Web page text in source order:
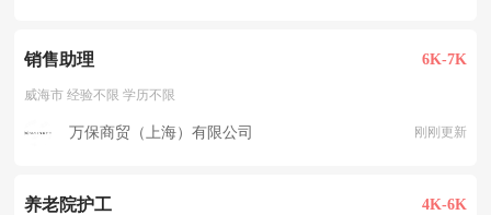
销售助理 6K-7K
威海市 经验不限 学历不限
万保商贸（上海）有限公司 刚刚更新
养老院护工 4K-6K